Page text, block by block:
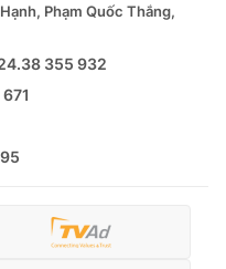
Phạm Quốc Thắng,
355 932